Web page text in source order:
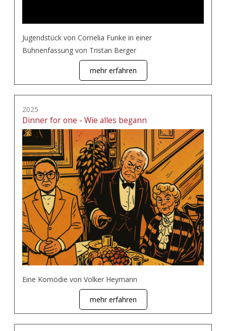
Jugendstück von Cornelia Funke in einer
Bühnenfassung von Tristan Berger
mehr erfahren
2025
Dinner for one - Wie alles begann
Eine Komödie von Volker Heymann
mehr erfahren